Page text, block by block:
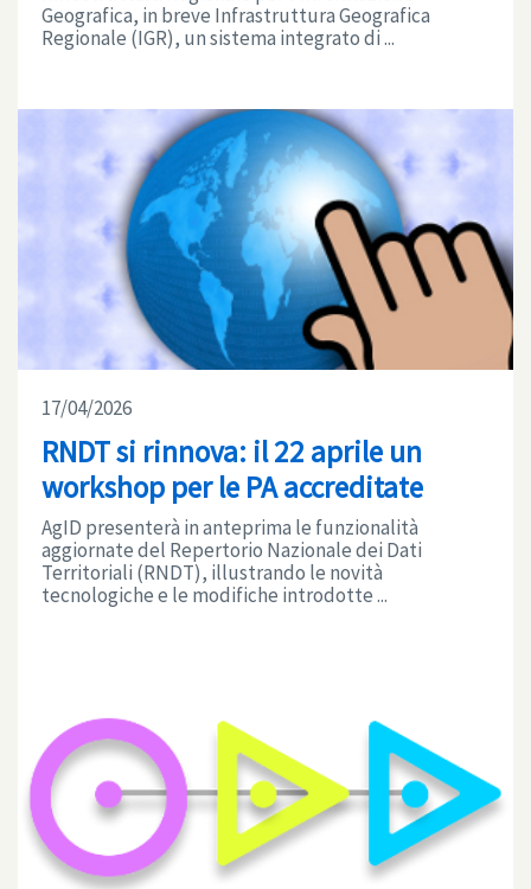
Geografica, in breve Infrastruttura Geografica
Regionale (IGR), un sistema integrato di ...
17/04/2026
RNDT si rinnova: il 22 aprile un
workshop per le PA accreditate
AgID presenterà in anteprima le funzionalità
aggiornate del Repertorio Nazionale dei Dati
Territoriali (RNDT), illustrando le novità
tecnologiche e le modifiche introdotte ...